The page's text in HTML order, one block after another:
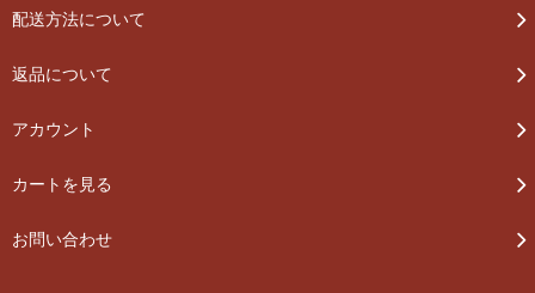
配送方法について
返品について
アカウント
カートを見る
お問い合わせ